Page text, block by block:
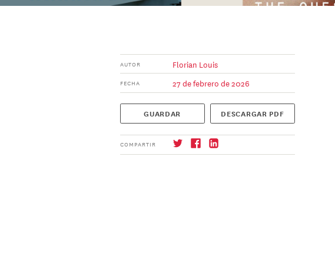
AUTOR Florian Louis
FECHA 27 de febrero de 2026
GUARDAR DESCARGAR PDF
COMPARTIR